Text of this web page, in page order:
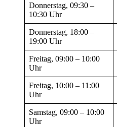
Donnerstag, 09:30 –
10:30 Uhr
Donnerstag, 18:00 –
19:00 Uhr
Freitag, 09:00 – 10:00
Uhr
Freitag, 10:00 – 11:00
Uhr
Samstag, 09:00 – 10:00
Uhr